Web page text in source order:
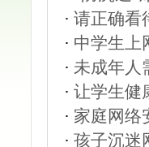
· 请正确看
· 中学生上
· 未成年人
· 让学生健
· 家庭网络
· 孩子沉迷